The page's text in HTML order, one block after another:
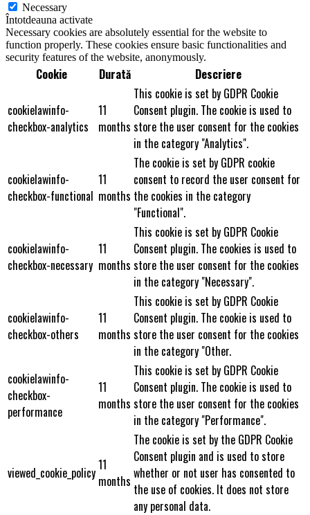
Necessary
Întotdeauna activate
Necessary cookies are absolutely essential for the website to
function properly. These cookies ensure basic functionalities and
security features of the website, anonymously.
Cookie Durată Descriere
cookielawinfo-
checkbox-analytics
11
months
This cookie is set by GDPR Cookie
Consent plugin. The cookie is used to
store the user consent for the cookies
in the category "Analytics".
cookielawinfo-
checkbox-functional
11
months
The cookie is set by GDPR cookie
consent to record the user consent for
the cookies in the category
"Functional".
cookielawinfo-
checkbox-necessary
11
months
This cookie is set by GDPR Cookie
Consent plugin. The cookies is used to
store the user consent for the cookies
in the category "Necessary".
cookielawinfo-
checkbox-others
11
months
This cookie is set by GDPR Cookie
Consent plugin. The cookie is used to
store the user consent for the cookies
in the category "Other.
cookielawinfo-
checkbox-
performance
11
months
This cookie is set by GDPR Cookie
Consent plugin. The cookie is used to
store the user consent for the cookies
in the category "Performance".
viewed_cookie_policy11
months
The cookie is set by the GDPR Cookie
Consent plugin and is used to store
whether or not user has consented to
the use of cookies. It does not store
any personal data.